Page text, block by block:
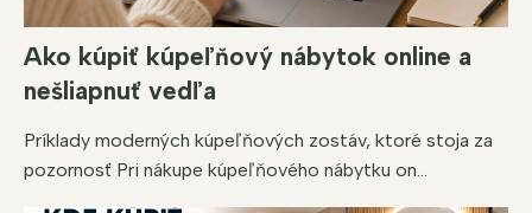
Ako kúpiť kúpeľňový nábytok online a
nešliapnuť vedľa
Príklady moderných kúpeľňových zostáv, ktoré stoja za
pozornosť Pri nákupe kúpeľňového nábytku on...